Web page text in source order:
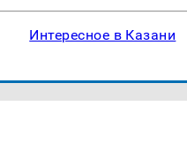
Интересное в Казани